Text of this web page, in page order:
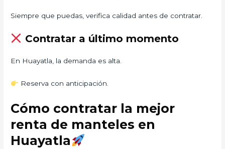
Siempre que puedas, verifica calidad antes de contratar.
Contratar a último momento
En Huayatla, la demanda es alta.
Reserva con anticipación.
Cómo contratar la mejor
renta de manteles en
Huayatla